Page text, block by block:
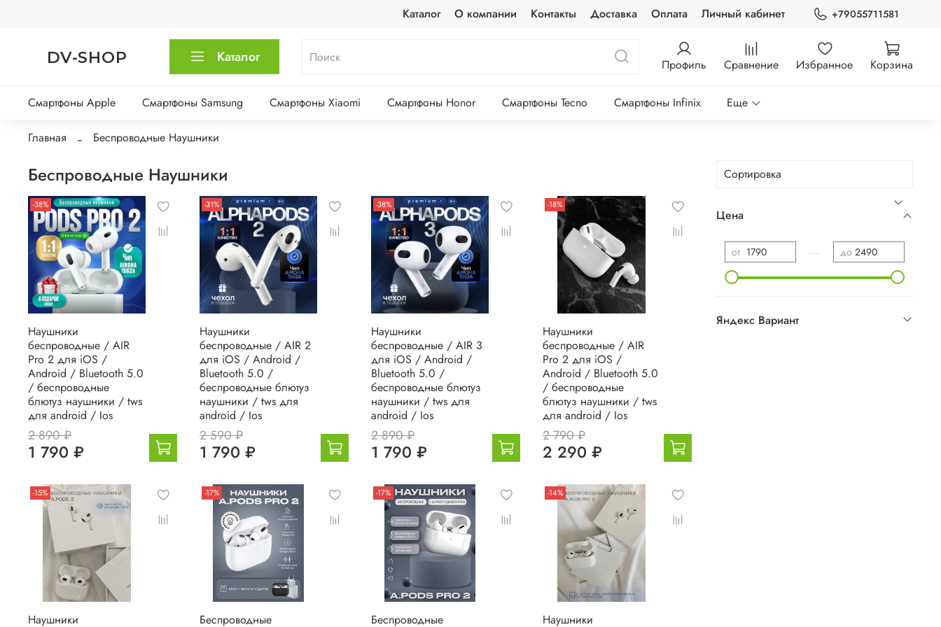
Каталог О компании Контакты Доставка Оплата Личный кабинет +79055711581
DV-SHOP Каталог Профиль Сравнение Избранное Корзина
Смартфоны Apple Смартфоны Samsung Смартфоны Xiaomi Смартфоны Honor Смартфоны Tecno Смартфоны Infinix Еще
Главная Беспроводные Наушники
Беспроводные Наушники
-38%
Наушники
беспроводные / AIR
Pro 2 для iOS /
Android / Bluetooth 5.0
/ беспроводные
блютуз наушники / tws
для android / Ios
2 890 ₽
1 790 ₽
-31%
Наушники
беспроводные / AIR 2
для iOS / Android /
Bluetooth 5.0 /
беспроводные блютуз
наушники / tws для
android / Ios
2 590 ₽
1 790 ₽
-38%
Наушники
беспроводные / AIR 3
для iOS / Android /
Bluetooth 5.0 /
беспроводные блютуз
наушники / tws для
android / Ios
2 890 ₽
1 790 ₽
-18%
Наушники
беспроводные / AIR
Pro 2 для iOS /
Android / Bluetooth 5.0
/ беспроводные
блютуз наушники / tws
для android / Ios
2 790 ₽
2 290 ₽
-15%
Наушники
-17%
Беспроводные
-17%
Беспроводные
-14%
Наушники
Цена
от до
Яндекс Вариант